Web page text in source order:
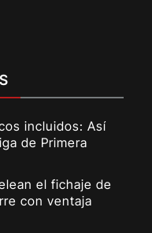
incluidos: Así
de Primera
el fichaje de
con ventaja